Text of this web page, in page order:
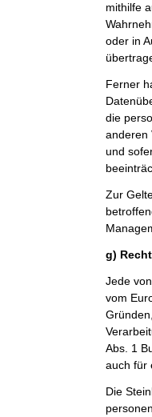
mithilfe
oder in
Ferner
die
anderen
und
Zur
g)
Jede
vom
Abs. 1
auch für
Die